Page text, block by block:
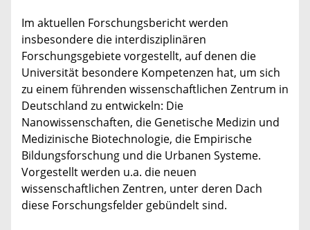
Im aktuellen Forschungsbericht werden
insbesondere die interdisziplinären
Forschungsgebiete vorgestellt, auf denen die
Universität besondere Kompetenzen hat, um sich
zu einem führenden wissenschaftlichen Zentrum in
Deutschland zu entwickeln: Die
Nanowissenschaften, die Genetische Medizin und
Medizinische Biotechnologie, die Empirische
Bildungsforschung und die Urbanen Systeme.
Vorgestellt werden u.a. die neuen
wissenschaftlichen Zentren, unter deren Dach
diese Forschungsfelder gebündelt sind.